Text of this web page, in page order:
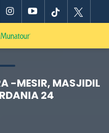
-MESIR, MASJIDIL
24